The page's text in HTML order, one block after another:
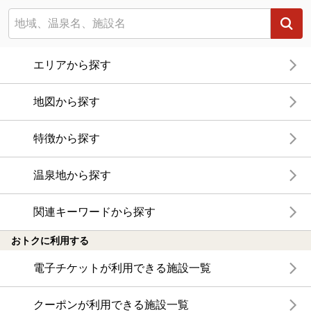
エリアから探す
地図から探す
特徴から探す
温泉地から探す
関連キーワードから探す
おトクに利用する
電子チケットが利用できる施設一覧
クーポンが利用できる施設一覧